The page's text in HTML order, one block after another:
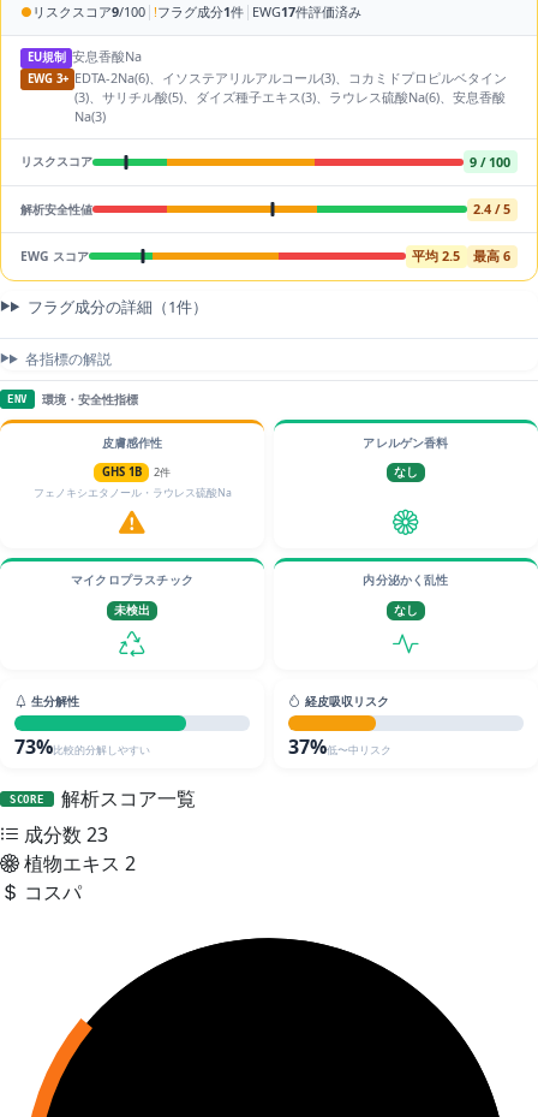
● リスクスコア9/100 | !フラグ成分1件 | EWG17件評価済み
EU規制 安息香酸Na
EWG 3+ EDTA-2Na(6)、イソステアリルアルコール(3)、コカミドプロピルベタイン
(3)、サリチル酸(5)、ダイズ種子エキス(3)、ラウレス硫酸Na(6)、安息香酸
Na(3)
リスクスコア 9 / 100
解析安全性値 2.4 / 5
EWG スコア 平均 2.5 最高 6
フラグ成分の詳細（1件）
各指標の解説
ENV 環境・安全性指標
皮膚感作性
GHS 1B
2件
フェノキシエタノール・ラウレス硫酸Na
アレルゲン香料
なし
マイクロプラスチック
未検出
内分泌かく乱性
なし
生分解性
73%比較的分解しやすい
経皮吸収リスク
37%低〜中リスク
SCORE
解析スコア一覧
成分数 23
植物エキス 2
コスパ